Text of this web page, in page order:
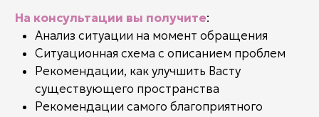
Полные рекомендации по расположению и
размерам входной группы и окон
Айади расчеты – рассчитывается
благоприятный периметр по многим
показателям, включая дату рождения хозяев.
Фасады каждой стороны здания
Необходимые разрезы
Рекомендации по вводу коммуникаций